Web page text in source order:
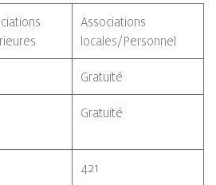
Associations
locales/Personnel
Gratuité
Gratuité
421